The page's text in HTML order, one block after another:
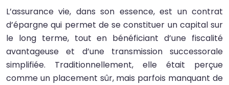
L’assurance vie, dans son essence, est un contrat
d’épargne qui permet de se constituer un capital sur
le long terme, tout en bénéficiant d’une fiscalité
avantageuse et d’une transmission successorale
simplifiée. Traditionnellement, elle était perçue
comme un placement sûr, mais parfois manquant de